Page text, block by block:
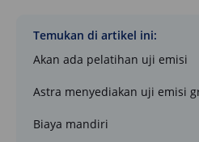
Temukan di artikel ini:
Akan ada pelatihan uji emisi
Astra menyediakan uji emisi
Biaya mandiri